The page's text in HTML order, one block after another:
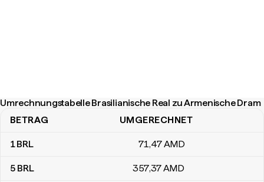
Umrechnungstabelle Brasilianische Real zu Armenische Dram
Umrechnungstabelle Brasilianische Real zu Armenische Dram
BETRAG UMGERECHNET
1BRL 71,47AMD
5 BRL 357,37AMD